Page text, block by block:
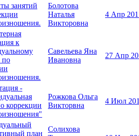
занятий
Болотова
Наталья
Викторовна
4 Апр
к
по
Савельева Яна
Ивановна
27 Апр
-
коррекции
Рожкова Ольга
Викторвна
4 Июл
план
Солихова